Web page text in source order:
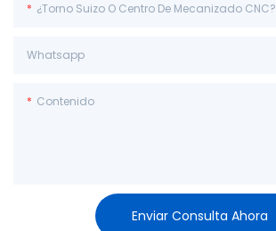
¿Torno Suizo O Centro De Mecanizado CNC?
Whatsapp
Contenido
Enviar Consulta Ahora